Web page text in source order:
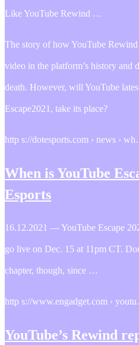
Like YouTube Rewind …
The story of how YouTube
video in the platform’s history and
death. However, will YouTube
Escape2021, take its place?
http s://dotesports.com › news ›
When is YouTube
Esports
16.12.2021 — YouTube Escape
go live on Dec. 15 at 11pm CT.
chapter, though, since …
http s://www.engadget.com ›
YouTube’s Rewind